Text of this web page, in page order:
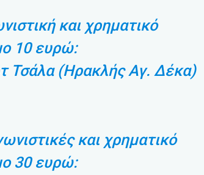
και χρηματικό
10 ευρώ:
Τσάλα (Ηρακλής Αγ. Δέκα)
και χρηματικό
30 ευρώ: